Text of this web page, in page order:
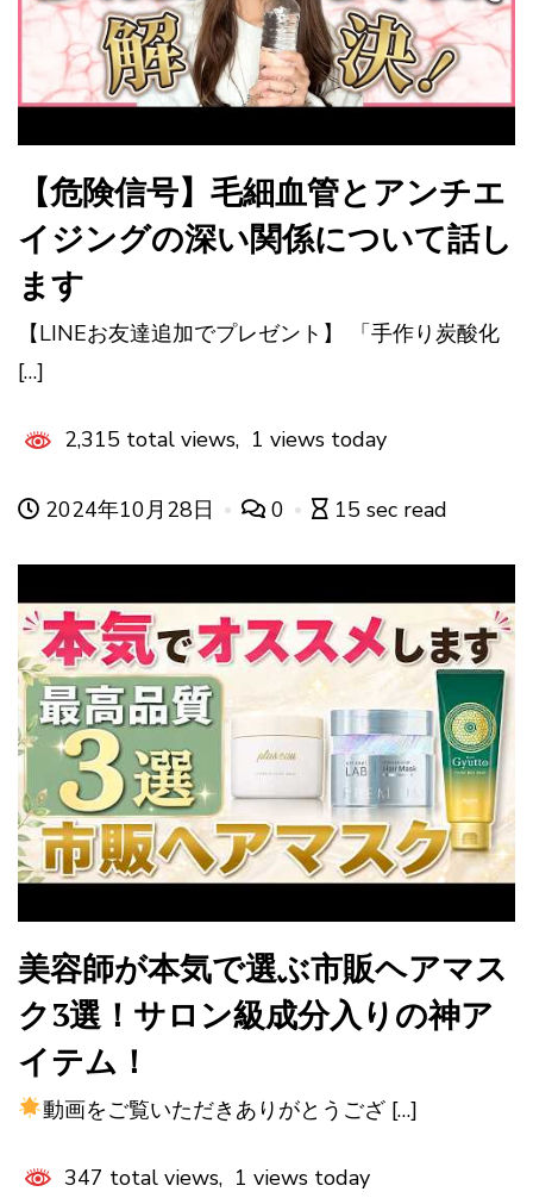
【危険信号】毛細血管とアンチエ
イジングの深い関係について話し
ます
【LINEお友達追加でプレゼント】 「手作り炭酸化
[…]
2,315 total views, 1 views today
2024年10月28日 0 15 sec read
美容師が本気で選ぶ市販ヘアマス
ク3選！サロン級成分入りの神ア
イテム！
動画をご覧いただきありがとうござ […]
347 total views, 1 views today